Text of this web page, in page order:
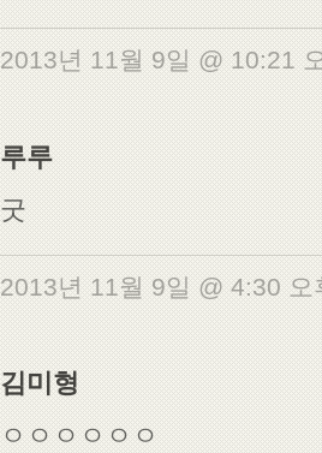
2013년 11월 9일 @ 10:21
루루
굿
2013년 11월 9일 @ 4:30
김미형
ㅇㅇㅇㅇㅇㅇ